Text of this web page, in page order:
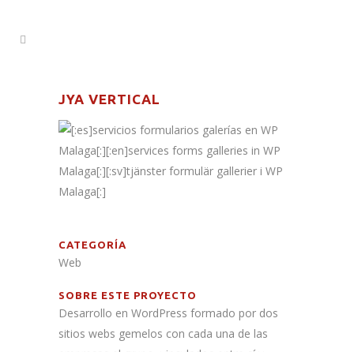
JYA VERTICAL
CATEGORÍA
Web
SOBRE ESTE PROYECTO
Desarrollo en WordPress formado por dos
sitios webs gemelos con cada una de las